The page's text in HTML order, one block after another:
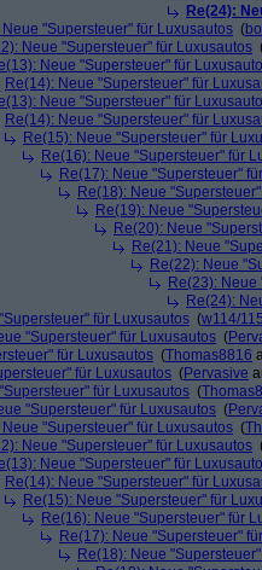
Re(24):
Neue "Supersteuer" für Luxusautos (
Neue "Supersteuer" für Luxusautos
Neue "Supersteuer" für
Re(14): Neue "Supersteuer" für
Neue "Supersteuer" für
Re(14): Neue "Supersteuer" für
Re(15): Neue "Supersteuer" für
Re(16): Neue "Supersteuer" für
Re(17): Neue "Supersteuer"
Re(18): Neue
Re(19): Neue
Re(20): Neue
Re(21): Neue
Re(22): Neue
Re(23):
Re(24):
für Luxusautos (w114/
"Supersteuer" für Luxusautos (
für Luxusautos (Thomas8816
für Luxusautos (Pervasive
für Luxusautos (
"Supersteuer" für Luxusautos (
Neue "Supersteuer" für Luxusautos (
Neue "Supersteuer" für Luxusautos
Neue "Supersteuer" für
Re(14): Neue "Supersteuer" für
Re(15): Neue "Supersteuer" für
Re(16): Neue "Supersteuer" für
Re(17): Neue "Supersteuer"
Re(18): Neue